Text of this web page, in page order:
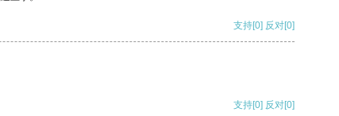
支持[0] 反对[0]
支持[0] 反对[0]